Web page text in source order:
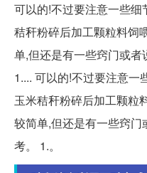
可以的!不过要注意一些
秸秆粉碎后加工颗粒料饲
单,但还是有一些窍门或者
1.... 可以的!不过要注意一
玉米秸秆粉碎后加工颗粒
较简单,但还是有一些窍
考。 1.。